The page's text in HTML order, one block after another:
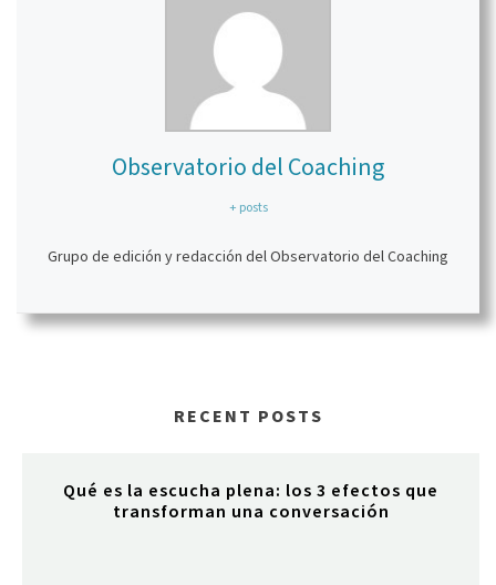
Observatorio del Coaching
+ posts
Grupo de edición y redacción del Observatorio del Coaching
RECENT POSTS
Qué es la escucha plena: los 3 efectos que
transforman una conversación